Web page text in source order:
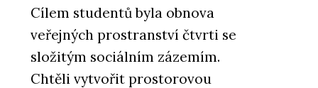
Cílem studentů byla obnova
veřejných prostranství čtvrti se
složitým sociálním zázemím.
Chtěli vytvořit prostorovou